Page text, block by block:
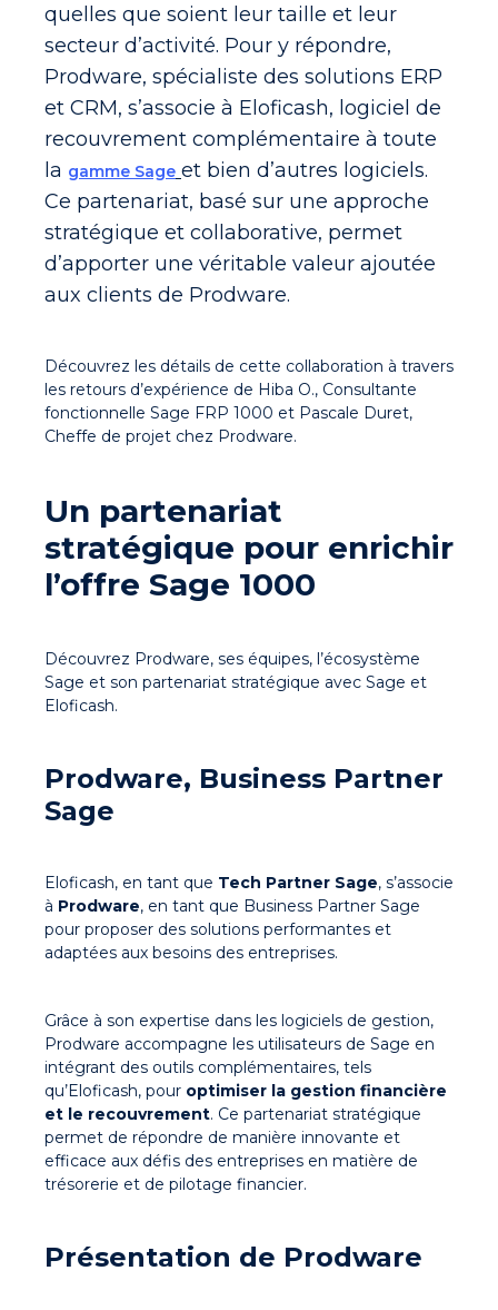
quelles que soient leur taill e et leur
secteur d’activité. Pour y répondre,
Prodware, spécialiste des solutions ERP
et CRM, s’associe à Eloficash, logiciel de
recouvrement complémentaire à toute
la gamme Sage et bien d’autres logiciels.
Ce partenariat, basé sur une approche
stratégique et collaborative, permet
d’apporter une véritable valeur ajoutée
aux clients de Prodware.
Découvrez les détails de cette collaboration à travers
les retours d’expérience de Hiba O., Consultante
fonctionnelle Sage FRP 1000 et Pascale Duret,
Cheffe de projet chez Prodware.
Un partenariat
stratégique pour enrichir
l’offre Sage 1000
Découvrez Prodware, ses équipes, l’écosystème
Sage et son partenariat stratégique avec Sage et
Eloficash.
Prodware, Business Partner
Sage
Eloficash, en tant que Tech Partner Sage, s’associe
à Prodware, en tant que Business Partner Sage
pour proposer des solutions performantes et
adaptées aux besoins des entreprises.
Grâce à son expertise dans les logiciels de gestion,
Prodware accompagne les utilisateurs de Sage en
intégrant des outils complémentaires, tels
qu’Eloficash, pour optimiser la gestion financière
et le recouvrement. Ce partenariat stratégique
permet de répondre de manière innovante et
efficace aux défis des entreprises en matière de
trésorerie et de pilotage financier.
Présentation de Prodware